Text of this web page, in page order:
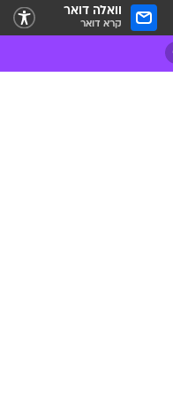
וואלה דואר
קרא דואר